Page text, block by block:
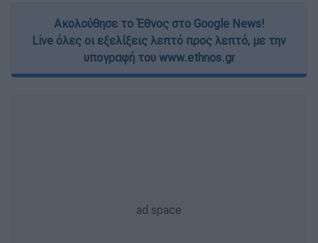
Ακολούθησε το Έθνος στο Google News!
Live όλες οι εξελίξεις λεπτό προς λεπτό, με την
υπογραφή του www.ethnos.gr